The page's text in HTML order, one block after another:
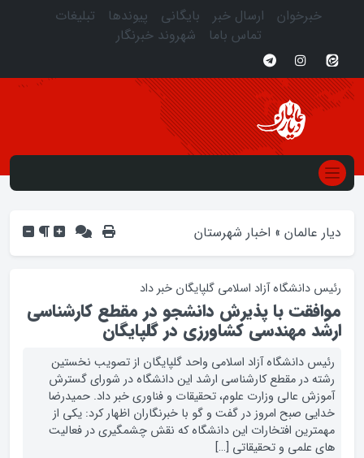
خبرخوان ارسال خبر بایگانی پیوندها
تبلیغات
تماس باما
شهروند خبرنگار
دیار عالمان » اخبار شهرستان
رئیس دانشگاه آزاد اسلامی گلپایگان خبر داد
موافقت با پذیرش دانشجو در مقطع کارشناسی
ارشد مهندسی کشاورزی در گلپایگان
رئیس دانشگاه آزاد اسلامی واحد گلپایگان از تصویب نخستین
رشته در مقطع کارشناسی ارشد این دانشگاه در شورای گسترش
آموزش عالی وزارت علوم، تحقیقات و فناوری خبر داد. حمیدرضا
خدایی صبح امروز در گفت و گو با خبرنگاران اظهار کرد: یکی از
مهمترین افتخارات این دانشگاه که نقش چشمگیری در فعالیت
های علمی و تحقیقاتی […]